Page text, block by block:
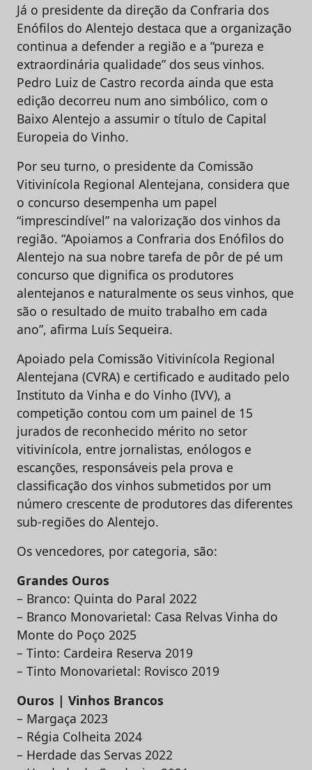
Já o presidente da direção da Confraria dos
Enófilos do Alentejo destaca que a organização
continua a defender a região e a “pureza e
extraordinária qualidade” dos seus vinhos.
Pedro Luiz de Castro recorda ainda que esta
edição decorreu num ano simbólico, com o
Baixo Alentejo a assumir o título de Capital
Europeia do Vinho.
Por seu turno, o presidente da Comissão
Vitivinícola Regional Alentejana, considera que
o concurso desempenha um papel
“imprescindível” na valorização dos vinhos da
região. “Apoiamos a Confraria dos Enófilos do
Alentejo na sua nobre tarefa de pôr de pé um
concurso que dignifica os produtores
alentejanos e naturalmente os seus vinhos, que
são o resultado de muito trabalho em cada
ano”, afirma Luís Sequeira.
Apoiado pela Comissão Vitivinícola Regional
Alentejana (CVRA) e certificado e auditado pelo
Instituto da Vinha e do Vinho (IVV), a
competição contou com um painel de 15
jurados de reconhecido mérito no setor
vitivinícola, entre jornalistas, enólogos e
escanções, responsáveis pela prova e
classificação dos vinhos submetidos por um
número crescente de produtores das diferentes
sub-regiões do Alentejo.
Os vencedores, por categoria, são:
Grandes Ouros
– Branco: Quinta do Paral 2022
– Branco Monovarietal: Casa Relvas Vinha do
Monte do Poço 2025
– Tinto: Cardeira Reserva 2019
– Tinto Monovarietal: Rovisco 2019
Ouros | Vinhos Brancos
– Margaça 2023
– Régia Colheita 2024
– Herdade das Servas 2022